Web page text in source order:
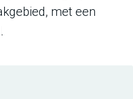
met een